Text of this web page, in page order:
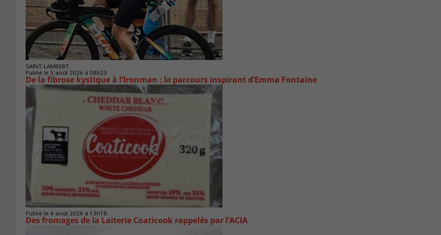
SAINT-LAMBERT
Publié le 5 août 2026 à 08h23
De la fibrose kystique à l’Ironman : le parcours inspirant d’Emma Fontaine
Publié le 4 août 2026 à 13h18
Des fromages de la Laiterie Coaticook rappelés par l’ACIA